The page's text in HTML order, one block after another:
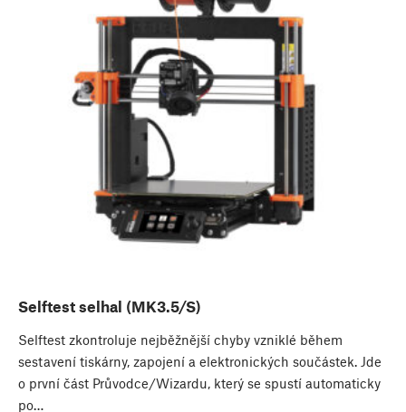
Selftest selhal (MK3.5/S)
Selftest zkontroluje nejběžnější chyby vzniklé během
sestavení tiskárny, zapojení a elektronických součástek. Jde
o první část Průvodce/Wizardu, který se spustí automaticky
po…